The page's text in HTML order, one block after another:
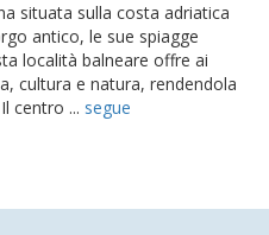
situata sulla costa adriatica
antico, le sue spiagge
località balneare offre ai
cultura e natura, rendendola
centro ... segue